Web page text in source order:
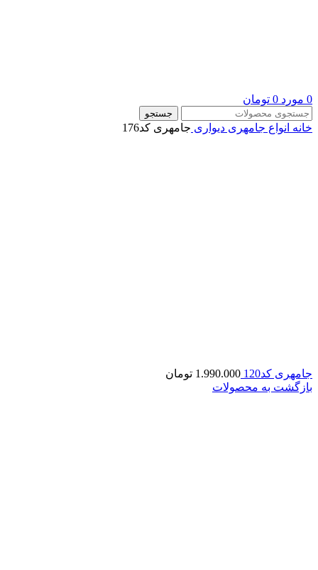
0 مورد 0 تومان
جستجو
خانه انواع جامهری دیواری جامهری کد176
جامهری کد120 1.990.000 تومان
بازگشت به محصولات